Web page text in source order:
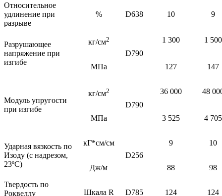
Относительное
удлинение при
разрыве
% D638 10 9
Разрушающее
напряжение при
изгибе
кг/см2
D790
1 300 1 500
МПа 127 147
Модуль упругости
при изгибе
кг/см2
D790
36 000 48
МПа 3 525 4 705
Ударная вязкость по
Изоду (с надрезом,
23ºС)
кГ*см/см
D256
9 10
Дж/м 88
98
Твердость по
Роквеллу
Шкала R D785 124 124